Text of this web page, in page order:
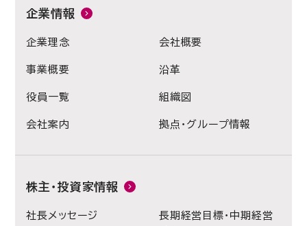
企業情報
企業理念 会社概要
事業概要 沿革
役員一覧 組織図
会社案内 拠点・グループ情報
株主・投資家情報
社長メッセージ
長期経営目標・中期経営